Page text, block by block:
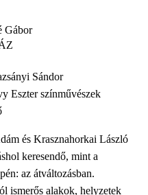
Gábor
Sándor
Eszter színművészek
és Krasznahorkai László
keresendő, mint a
az átváltozásban.
ismerős alakok, helyzetek